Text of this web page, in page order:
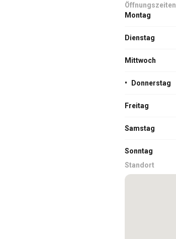
Öffnungszeiten
Montag
Dienstag
Mittwoch
• Donnerstag
Freitag
Samstag
Sonntag
Standort